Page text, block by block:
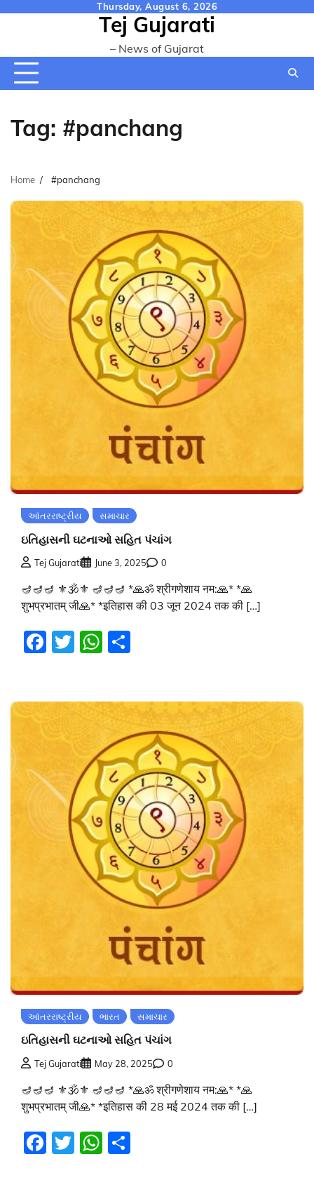
Thursday, August 6, 2026
Tej Gujarati
– News of Gujarat
Tag: #panchang
Home #panchang
આંતરરાષ્ટ્રીય સમાચાર
ઇતિહાસની ઘટનાઓ સહિત પંચાંગ
Tej Gujarati June 3, 2025 0
🪔🪔🪔 ⚜🕉⚜ 🪔🪔🪔 *🙏ॐ श्रीगणेशाय नम:🙏* *🙏
शुभप्रभातम् जी🙏* *इतिहास की 03 जून 2024 तक की […]
Facebook
TwitterWhatsApp
આંતરરાષ્ટ્રીય ભારત સમાચાર
ઇતિહાસની ઘટનાઓ સહિત પંચાંગ
Tej Gujarati May 28, 2025 0
🪔🪔🪔 ⚜🕉⚜ 🪔🪔🪔 *🙏ॐ श्रीगणेशाय नम:🙏* *🙏
शुभप्रभातम् जी🙏* *इतिहास की 28 मई 2024 तक की […]
Facebook
TwitterWhatsApp